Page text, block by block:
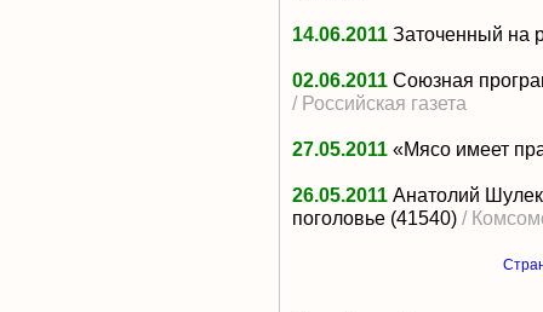
14.06.2011 Заточенный на
02.06.2011 Союзная
/ Российская газета
27.05.2011 «Мясо имеет
26.05.2011 Анатолий
поголовье (41540) /